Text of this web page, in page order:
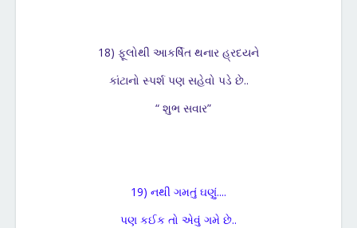
18) ફૂલોથી આકર્ષિત થનાર હ્રદયને
કાંટાનો સ્પર્શ પણ સહેવો પડે છે..
“ શુભ સવાર”
19) નથી ગમતું ઘણું....
પણ કઈક તો એવું ગમે છે..